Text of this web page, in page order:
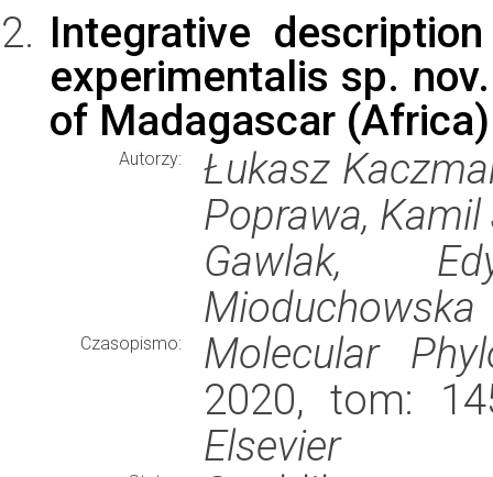
Integrative
experimentalis sp.
of Madagascar
Autorzy:
Łukasz
Poprawa,
Gawlak,
Mioduchowska
Czasopismo:
Molecular
2020, tom:
Elsevier